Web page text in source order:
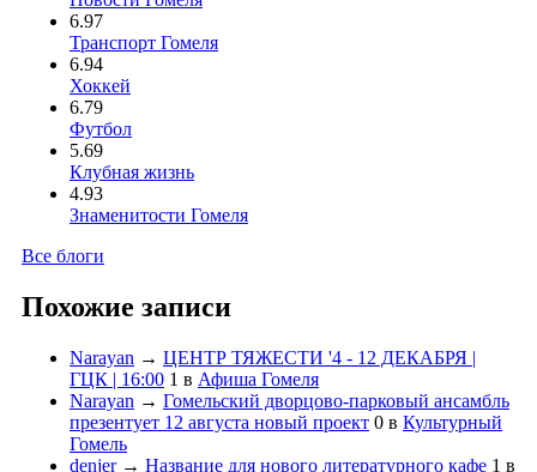
6.97
Транспорт Гомеля
6.94
Хоккей
6.79
Футбол
5.69
Клубная жизнь
4.93
Знаменитости Гомеля
Все блоги
Похожие записи
Narayan → ЦЕНТР ТЯЖЕСТИ '4 - 12 ДЕКАБРЯ |
ГЦК | 16:00 1 в Афиша Гомеля
Narayan → Гомельский дворцово-парковый ансамбль
презентует 12 августа новый проект 0 в Культурный
Гомель
denjer→ Название для нового литературного кафе 1 в